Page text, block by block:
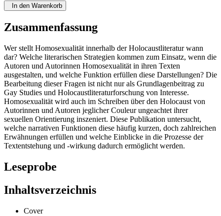
In den Warenkorb
Zusammenfassung
Wer stellt Homosexualität innerhalb der Holocaustliteratur wann
dar? Welche literarischen Strategien kommen zum Einsatz, wenn die
Autoren und Autorinnen Homosexualität in ihren Texten
ausgestalten, und welche Funktion erfüllen diese Darstellungen? Die
Bearbeitung dieser Fragen ist nicht nur als Grundlagenbeitrag zu
Gay Studies und Holocaustliteraturforschung von Interesse.
Homosexualität wird auch im Schreiben über den Holocaust von
Autorinnen und Autoren jeglicher Couleur ungeachtet ihrer
sexuellen Orientierung inszeniert. Diese Publikation untersucht,
welche narrativen Funktionen diese häufig kurzen, doch zahlreichen
Erwähnungen erfüllen und welche Einblicke in die Prozesse der
Textentstehung und -wirkung dadurch ermöglicht werden.
Leseprobe
Inhaltsverzeichnis
Cover